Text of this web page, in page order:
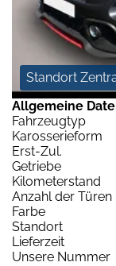
Standort
Allgemeine
Fahrzeugtyp
Karosserieform
Erst-Zul.
Getriebe
Kilometerstand
Anzahl der Türen
Farbe
Standort
Lieferzeit
Unsere Nummer